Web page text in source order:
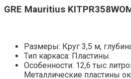
GRE Mauritius
Размеры: Круг 3,5 м,
Тип каркаса: Пластины.
Особенности: 12,6 тыс
Металлические пластины